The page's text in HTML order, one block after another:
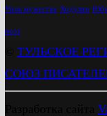
Урок мужества Ходулин
поэт
ТУЛЬСКОЕ
СОЮЗ